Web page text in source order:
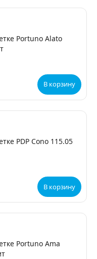
Portuno Alato
В корзину
PDP Cono 115.05
В корзину
Portuno Ama